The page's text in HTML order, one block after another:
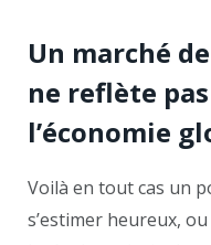
Un marché
ne reflète
l’économie
Voilà en tout cas un
s’estimer heureux,